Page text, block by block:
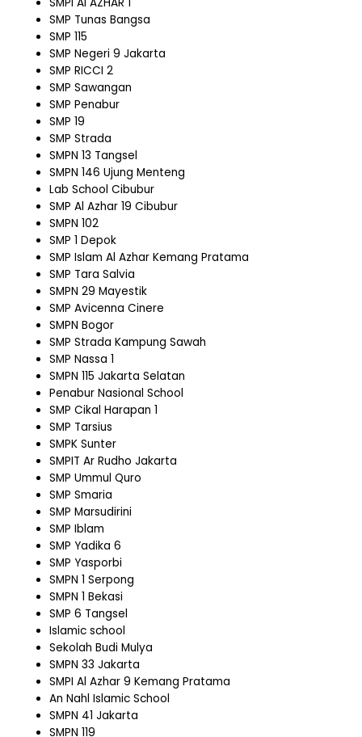
SMP Tunas Bangsa
SMP 115
SMP Negeri 9 Jakarta
SMP RICCI 2
SMP Sawangan
SMP Penabur
SMP 19
SMP Strada
SMPN 13 Tangsel
SMPN 146 Ujung Menteng
Lab School Cibubur
SMP Al Azhar 19 Cibubur
SMPN 102
SMP 1 Depok
SMP Islam Al Azhar Kemang Pratama
SMP Tara Salvia
SMPN 29 Mayestik
SMP Avicenna Cinere
SMPN Bogor
SMP Strada Kampung Sawah
SMP Nassa 1
SMPN 115 Jakarta Selatan
Penabur Nasional School
SMP Cikal Harapan 1
SMP Tarsius
SMPK Sunter
SMPIT Ar Rudho Jakarta
SMP Ummul Quro
SMP Smaria
SMP Marsudirini
SMP Iblam
SMP Yadika 6
SMP Yasporbi
SMPN 1 Serpong
SMPN 1 Bekasi
SMP 6 Tangsel
Islamic school
Sekolah Budi Mulya
SMPN 33 Jakarta
SMPI Al Azhar 9 Kemang Pratama
An Nahl Islamic School
SMPN 41 Jakarta
SMPN 119